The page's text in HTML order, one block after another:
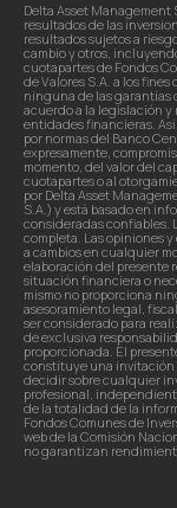
Delta Asset
resultados de las
resultados sujetos a
cambio y otros,
cuotapartes de Fondos
de Valores S.A. a los
ninguna de las garantías
acuerdo a la legislación
entidades financieras.
por normas del Banco
expresamente,
momento, del valor del
cuotapartes o al
por Delta Asset
S.A.) y está basado en
consideradas confiables.
completa. Las opiniones
a cambios en cualquier
elaboración del presente
situación financiera o
mismo no proporciona
asesoramiento legal,
ser considerado para
de exclusiva
proporcionada. El
constituye una invitación
decidir sobre cualquier
profesional,
de la totalidad de la
Fondos Comunes de
web de la Comisión
no garantizan